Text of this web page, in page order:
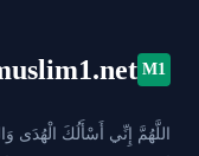
M1
اللَّهُمَّ إِنِّي أَسْأَلُكَ الْهُدَى